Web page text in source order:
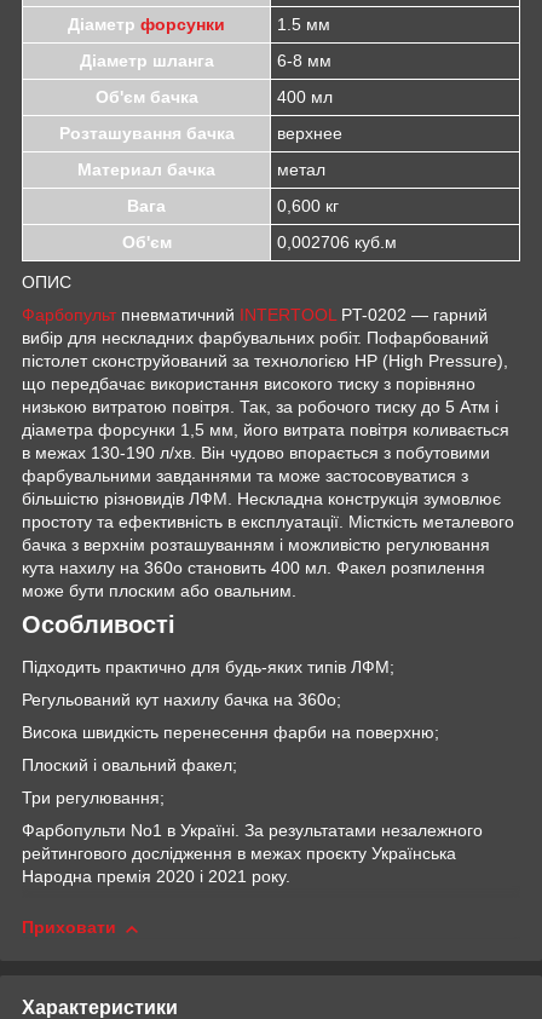
Діаметр форсунки
1.5 мм
Діаметр шланга
6-8 мм
Об'єм бачка
400 мл
Розташування бачка
верхнее
Материал бачка
метал
Вага
0,600 кг
Об'єм
0,002706 куб.м
ОПИС
Фарбопультпневматичний INTERTOOL PT-0202 — гарний
вибір для нескладних фарбувальних робіт. Пофарбований
пістолет сконструйований за технологією НР (High Pressure),
що передбачає використання високого тиску з порівняно
низькою витратою повітря. Так, за робочого тиску до 5 Атм і
діаметра форсунки 1,5 мм, його витрата повітря коливається
в межах 130-190 л/хв. Він чудово впорається з побутовими
фарбувальними завданнями та може застосовуватися з
більшістю різновидів ЛФМ. Нескладна конструкція зумовлює
простоту та ефективність в експлуатації. Місткість металевого
бачка з верхнім розташуванням і можливістю регулювання
кута нахилу на 360o становить 400 мл. Факел розпилення
може бути плоским або овальним.
Особливості
Підходить практично для будь-яких типів ЛФМ;
Регульований кут нахилу бачка на 360o;
Висока швидкість перенесення фарби на поверхню;
Плоский і овальний факел;
Три регулювання;
Фарбопульти No1 в Україні. За результатами незалежного
рейтингового дослідження в межах проєкту Українська
Народна премія 2020 і 2021 року.
Приховати
Характеристики